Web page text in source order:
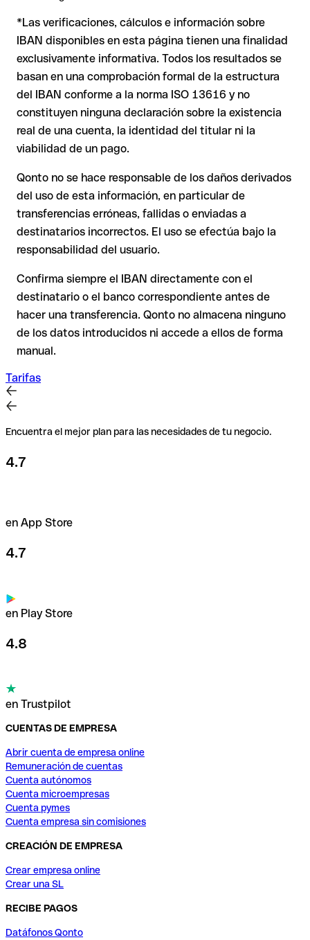
Nota: en transferencias en divisas extranjeras (por ejemplo,
USD o GBP) pueden aplicarse comisiones de cambio
adicionales. Consulta previamente las condiciones vigentes
con Issue with interpolation.
casualmente forma otra combinación formalmente válida, la
transferencia se ejecuta hacia una cuenta ajena. En ese caso:
El banco receptor está obligado a colaborar en la
Tu entidad puede iniciar un proceso de reclamación a
destinatario ya ha retirado el dinero.
En transferencias internacionales fuera del área SEPA,
la recuperación es considerablemente más compleja y
conlleva comisiones adicionales.
Recomendación: Verifica siempre el IBAN antes de una
transferencia con nuestro
Verificador de IBAN
gratuito y, en
caso de duda, confírmalo directamente con el destinatario.
Esta precaución es especialmente importante con importes
elevados o en nuevas relaciones comerciales.
*Las verificaciones, cálculos e información sobre
IBAN disponibles en esta página tienen una finalidad
exclusivamente informativa. Todos los resultados se
basan en una comprobación formal de la estructura
del IBAN conforme a la norma ISO 13616 y no
constituyen ninguna declaración sobre la existencia
real de una cuenta, la identidad del titular ni la
viabilidad de un pago.
Qonto no se hace responsable de los daños derivados
del uso de esta información, en particular de
transferencias erróneas, fallidas o enviadas a
destinatarios incorrectos. El uso se efectúa bajo la
responsabilidad del usuario.
Confirma siempre el IBAN directamente con el
destinatario o el banco correspondiente antes de
hacer una transferencia. Qonto no almacena ninguno
de los datos introducidos ni accede a ellos de forma
manual.
Tarifas
Encuentra el mejor plan para las necesidades de tu negocio.
4.7
en App Store
4.7
en Play Store
4.8
en Trustpilot
CUENTAS DE EMPRESA
Abrir cuenta de empresa online
Remuneración de cuentas
Cuenta autónomos
Cuenta microempresas
Cuenta pymes
Cuenta empresa sin comisiones
CREACIÓN DE EMPRESA
Crear empresa online
Crear una SL
RECIBE PAGOS
Datáfonos Qonto